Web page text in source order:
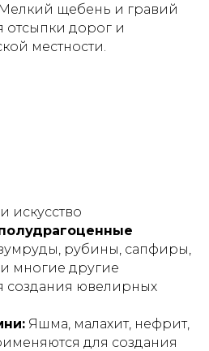
Мелкий щебень и гравий
отсыпки дорог и
местности.
искусство
рубины, сапфиры,
многие другие
создания ювелирных
Яшма, малахит, нефрит,
для создания